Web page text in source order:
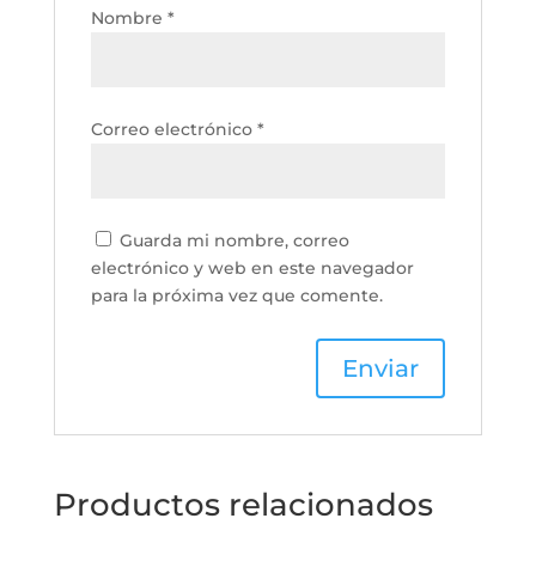
Nombre *
Correo electrónico *
Guarda mi nombre, correo
electrónico y web en este navegador
para la próxima vez que comente.
Productos relacionados